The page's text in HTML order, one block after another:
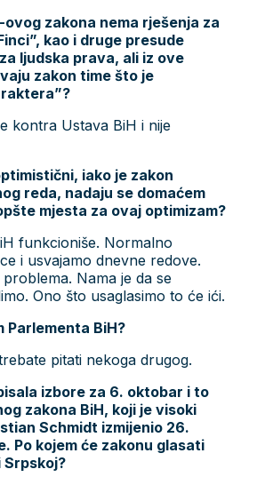
ovog zakona nema rješenja za
kao i druge presude
ljudska prava, ali iz ove
zakon time što je
kontra Ustava BiH i nije
iako je zakon
reda, nadaju se domaćem
mjesta za ovaj optimizam?
funkcioniše. Normalno
i usvajamo dnevne redove.
Nama je da se
Ono što usaglasimo to će ići.
Parlementa BiH?
pitati nekoga drugog.
izbore za 6. oktobar i to
zakona BiH, koji je visoki
Schmidt izmijenio 26.
Po kojem će zakonu glasati
Srpskoj?